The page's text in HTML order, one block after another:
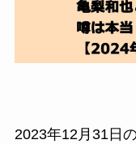
2023年12月31日